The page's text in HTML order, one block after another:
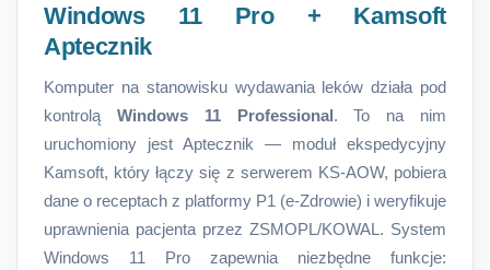
Windows 11 Pro + Kamsoft
Aptecznik
Komputer na stanowisku wydawania leków działa pod
kontrolą Windows 11 Professional. To na nim
uruchomiony jest Aptecznik — moduł ekspedycyjny
Kamsoft, który łączy się z serwerem KS-AOW, pobiera
dane o receptach z platformy P1 (e-Zdrowie) i weryfikuje
uprawnienia pacjenta przez ZSMOPL/KOWAL. System
Windows 11 Pro zapewnia niezbędne funkcje: